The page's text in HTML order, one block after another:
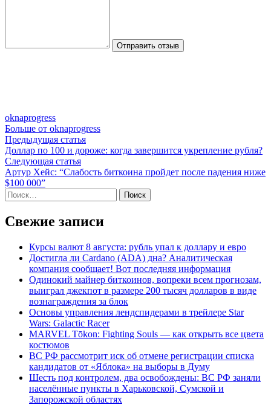
Отправить отзыв
oknaprogress
Больше от oknaprogress
Навигация
по
записям
Предыдущая статьяПредыдущая
статья:
Доллар по 100 и дороже: когда завершится укрепление рубля?
Следующая статьяСледующая
статья:
Артур Хейс: “Слабость биткоина пройдет после падения ниже
$100 000”
Найти:
Свежие записи
Курсы валют 8 августа: рубль упал к доллару и евро
Достигла ли Cardano (ADA) дна? Аналитическая
компания сообщает! Вот последняя информация
Одинокий майнер биткоинов, вопреки всем прогнозам,
выиграл джекпот в размере 200 тысяч долларов в виде
вознаграждения за блок
Основы управления лендспидерами в трейлере Star
Wars: Galactic Racer
MARVEL Tōkon: Fighting Souls — как открыть все цвета
костюмов
ВС РФ рассмотрит иск об отмене регистрации списка
кандидатов от «Яблока» на выборы в Думу
Шесть под контролем, два освобождены: ВС РФ заняли
населённые пункты в Харьковской, Сумской и
Запорожской областях